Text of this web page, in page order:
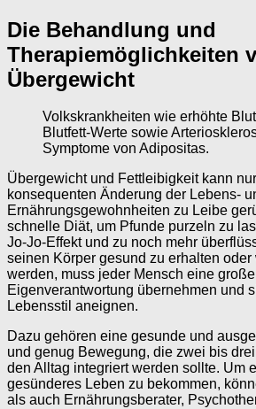
Die Behandlung und
Therapiemöglichkeiten
Übergewicht
Volkskrankheiten wie erhöhte
Blutfett-Werte sowie
Symptome von Adipositas.
Übergewicht und Fettleibigkeit kann
konsequenten Änderung der Lebens-
Ernährungsgewohnheiten zu Leibe
schnelle Diät, um Pfunde purzeln zu
Jo-Jo-Effekt und zu noch mehr
seinen Körper gesund zu erhalten
werden, muss jeder Mensch eine
Eigenverantwortung übernehmen und
Lebensstil aneignen.
Dazu gehören eine gesunde und
und genug Bewegung, die zwei bis
den Alltag integriert werden sollte. Um
gesünderes Leben zu bekommen,
als auch Ernährungsberater,